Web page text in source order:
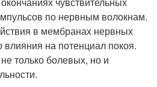
по нервным волокнам.
в мембранах нервных
влияния на потенциал покоя.
только болевых, но и